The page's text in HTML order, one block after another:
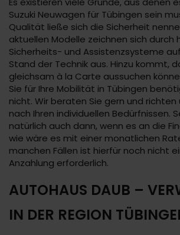
Suzuki Neuwagen für Tübingen sein
Qualität ließe sich die Sicherheit
aktuellen Modelle zeichnen sich durch
Sicherheits- und Assistenzsysteme
Stand der Technik aus. Hinzu kommt,
gleichsam à la Carte aussuchen
Sie für Ihre Mobilität in Tübingen
nicht. Wir beraten Sie gern und richten
nach Ihren individuellen Bedürfnissen.
natürlich auch dann, wenn es an die
wie wäre es mit einer monatlichen
manchen Fällen ist hierfür noch nicht
Anzahlung erforderlich.
AUTOHAUS DAUB –
IN DER REGION